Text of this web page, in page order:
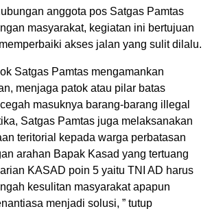
anggota pos Satgas Pamtas
masyarakat, kegiatan ini bertujuan
akses jalan yang sulit dilalu.
Satgas Pamtas mengamankan
menjaga patok atau pilar batas
masuknya barang-barang illegal
Satgas Pamtas juga melaksanakan
teritorial kepada warga perbatasan
arahan Bapak Kasad yang tertuang
KASAD poin 5 yaitu TNI AD harus
kesulitan masyarakat apapun
menjadi solusi, ” tutup